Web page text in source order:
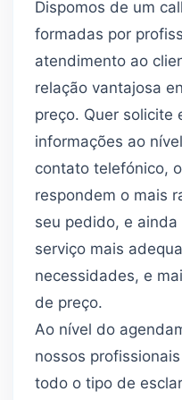
Dispomos de um
formadas por
atendimento ao
relação vantajosa
preço. Quer solicite
informações ao
contato telefónico,
respondem o mais
seu pedido, e
serviço mais
necessidades, e
de preço.
Ao nível do
nossos
todo o tipo de